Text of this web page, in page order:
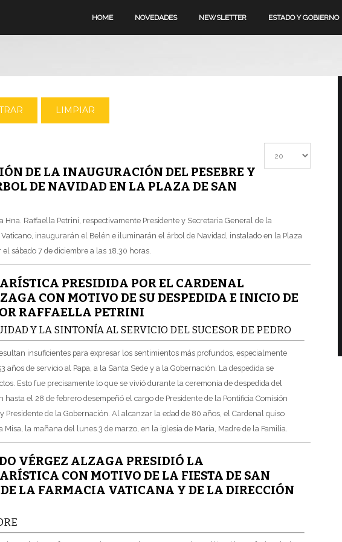
HOME NOVEDADES NEWSLETTER ESTADO Y GOBIERNO
LIMPIAR
DE LA INAUGURACIÓN DEL PESEBRE Y
DE NAVIDAD EN LA PLAZA DE SAN
Hna. Raffaella Petrini, respectivamente Presidente y Secretaria General de la
inaugurarán el Belén e iluminarán el árbol de Navidad, instalado en la Plaza
sábado 7 de diciembre a las 18.30 horas.
PRESIDIDA POR EL CARDENAL
CON MOTIVO DE SU DESPEDIDA E INICIO DE
RAFFAELLA PETRINI
Y LA SINTONÍA AL SERVICIO DEL SUCESOR DE PEDRO
insuficientes para expresar los sentimientos más profundos, especialmente
años de servicio al Papa, a la Santa Sede y a la Gobernación. La despedida se
Esto fue precisamente lo que se vivió durante la ceremonia de despedida del
el 28 de febrero desempeñó el cargo de Presidente de la Pontificia Comisión
Presidente de la Gobernación. Al alcanzar la edad de 80 años, el Cardenal quiso
la mañana del lunes 3 de marzo, en la iglesia de María, Madre de la Familia.
VÉRGEZ ALZAGA PRESIDIÓ LA
CON MOTIVO DE LA FIESTA DE SAN
DE LA FARMACIA VATICANA Y DE LA DIRECCIÓN